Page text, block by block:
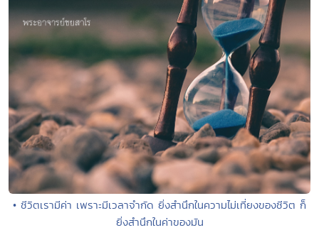
• ชีวิตเรามีค่า เพราะมีเวลาจำกัด ยิ่งสำนึกในความไม่เที่ยงของชีวิต ก็
ยิ่งสำนึกในค่าของมัน